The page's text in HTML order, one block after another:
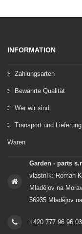
INFORMATION
Zahlungsarten
Bewährte Qualität
Wer wir sind
Transport und
Waren
Garden - parts
vlastník: Roman
Mladějov na
56935 Mladějov
+420 777 96 96 03